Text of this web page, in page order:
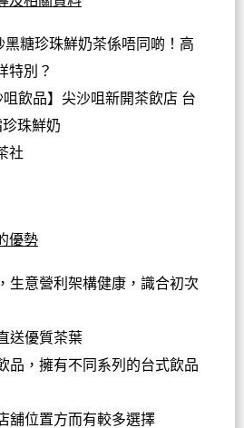
黑糖珍珠鮮奶茶係唔同啲！高
特別？
咀飲品】尖沙咀新開茶飲店 台
珠鮮奶
社
優勢
生意營利架構健康，識合初次
送優質茶葉
品，擁有不同系列的台式飲品
舖位置方而有較多選擇